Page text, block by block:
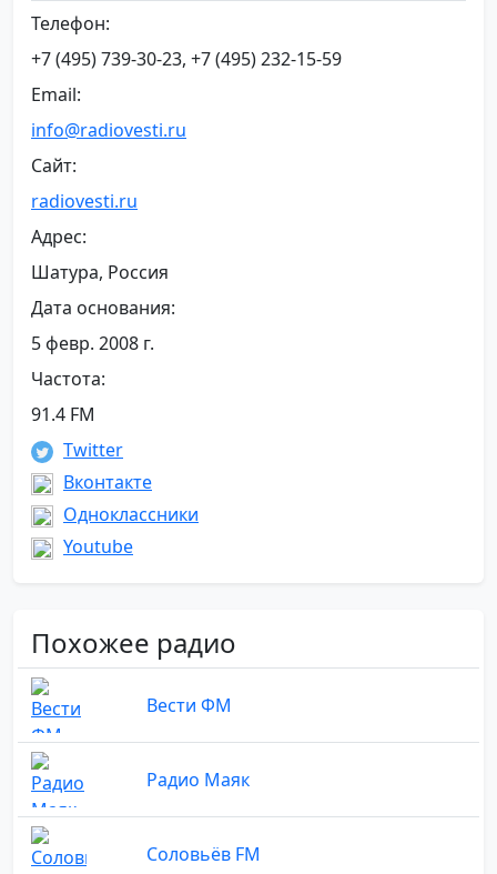
Телефон:
+7 (495) 739-30-23, +7 (495) 232-15-59
Email:
info@radiovesti.ru
Сайт:
radiovesti.ru
Адрес:
Шатура, Россия
Дата основания:
5 февр. 2008 г.
Частота:
91.4 FM
Twitter
Вконтакте
Одноклассники
Youtube
Похожее радио
Вести ФМ
Радио Маяк
Соловьёв FM